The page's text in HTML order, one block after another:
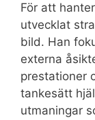
För att
utvecklat
bild. Han
externa
prestationer
tankesätt
utmaningar